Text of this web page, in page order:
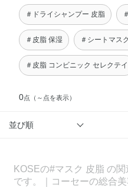
＃ドライシャンプー 皮脂
＃皮脂 保湿 ＃シートマス
＃皮脂 コンビニック セレクテイ
0点 （～点を表示）
並び順
KOSEの#マスク 皮脂 の
です。｜コーセーの総合